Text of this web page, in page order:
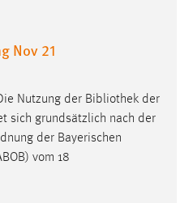
Nov 21
Nutzung der Bibliothek der
sich grundsätzlich nach der
der Bayerischen
vom 18